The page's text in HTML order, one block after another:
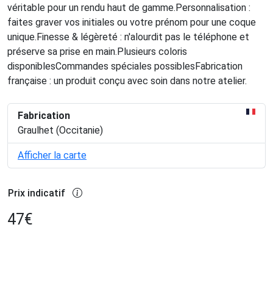
véritable pour un rendu haut de gamme.Personnalisation :
faites graver vos initiales ou votre prénom pour une coque
unique.Finesse & légèreté : n'alourdit pas le téléphone et
préserve sa prise en main.Plusieurs coloris
disponiblesCommandes spéciales possiblesFabrication
française : un produit conçu avec soin dans notre atelier.
Fabrication
Graulhet (Occitanie)
Afficher la carte
Prix indicatif
47€